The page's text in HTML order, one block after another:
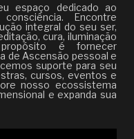
espaço dedicado ao
Encontre
integral do seu ser,
cura, iluminação
é fornecer
de Ascensão pessoal e
suporte para seu
cursos, eventos e
nosso ecossistema
e expanda sua